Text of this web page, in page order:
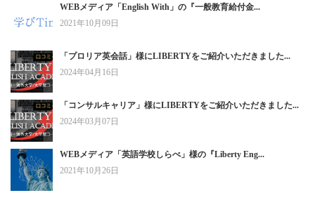
WEBメディア「English With」の『一般教育給付金...
2021年10月09日
「プロリア英会話」様にLIBERTYをご紹介いただきました...
2024年04月16日
「コンサルキャリア」様にLIBERTYをご紹介いただきました...
2024年03月07日
WEBメディア「英語学校しらべ」様の『Liberty Eng...
2021年10月26日